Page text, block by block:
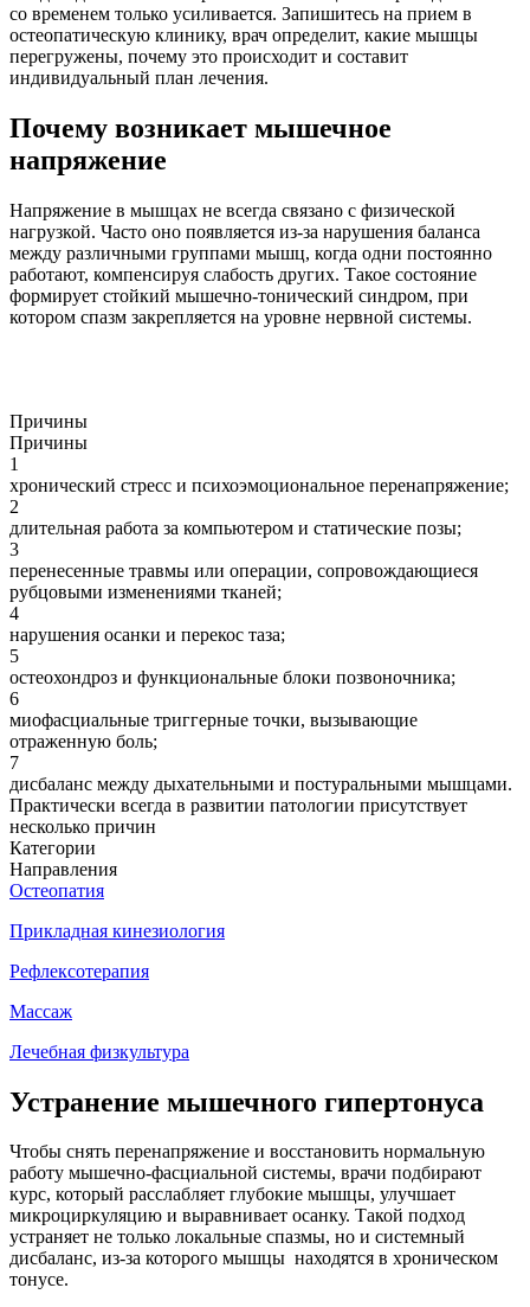
со временем только усиливается. Запишитесь на прием в
остеопатическую клинику, врач определит, какие мышцы
перегружены, почему это происходит и составит
индивидуальный план лечения.
Почему возникает мышечное
напряжение
Напряжение в мышцах не всегда связано с физической
нагрузкой. Часто оно появляется из-за нарушения баланса
между различными группами мышц, когда одни постоянно
работают, компенсируя слабость других. Такое состояние
формирует стойкий мышечно-тонический синдром, при
котором спазм закрепляется на уровне нервной системы.
Причины
Причины
1
хронический стресс и психоэмоциональное перенапряжение;
2
длительная работа за компьютером и статические позы;
3
перенесенные травмы или операции, сопровождающиеся
рубцовыми изменениями тканей;
4
нарушения осанки и перекос таза;
5
остеохондроз и функциональные блоки позвоночника;
6
миофасциальные триггерные точки, вызывающие
отраженную боль;
7
дисбаланс между дыхательными и постуральными мышцами.
Практически всегда в развитии патологии присутствует
несколько причин
Категории
Направления
Остеопатия
Прикладная кинезиология
Рефлексотерапия
Массаж
Лечебная физкультура
Устранение мышечного гипертонуса
Чтобы снять перенапряжение и восстановить нормальную
работу мышечно-фасциальной системы, врачи подбирают
курс, который расслабляет глубокие мышцы, улучшает
микроциркуляцию и выравнивает осанку. Такой подход
устраняет не только локальные спазмы, но и системный
дисбаланс, из-за которого мышцы находятся в хроническом
тонусе.